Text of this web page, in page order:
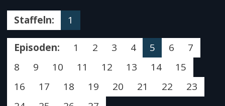
Staffeln: 1
Episoden: 1 2 3 4 5 6
7
8
9 10 11 12 13 14
15
16
17 18 19 20 21 22
23